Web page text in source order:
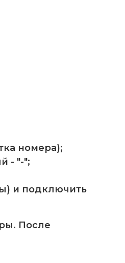
номера);
- "-";
и подключить
После